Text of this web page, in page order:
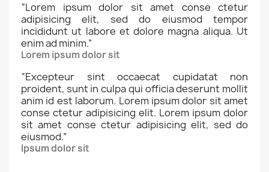
“Lorem ipsum dolor sit amet conse ctetur
adipisicing elit, sed do eiusmod tempor
incididunt ut labore et dolore magna aliqua. Ut
enim ad minim.”
Lorem ipsum dolor sit
“Excepteur sint occaecat cupidatat non
proident, sunt in culpa qui officia deserunt mollit
anim id est laborum. Lorem ipsum dolor sit amet
conse ctetur adipisicing elit. Lorem ipsum dolor
sit amet conse ctetur adipisicing elit, sed do
eiusmod.”
Ipsum dolor sit